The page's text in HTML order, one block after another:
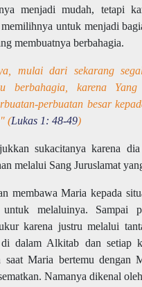
menjadi mudah, tetapi
untuk menjadi
membuatnya berbahagia.
mulai dari sekarang
berbahagia, karena
perbuatan besar
(Lukas 1: 48-49)
sukacitanya karena
melalui Sang Juruslamat
membawa Maria kepada
melaluinya. Sampai
karena justru melalui
di dalam Alkitab dan setiap
saat Maria bertemu dengan
Namanya dikenal